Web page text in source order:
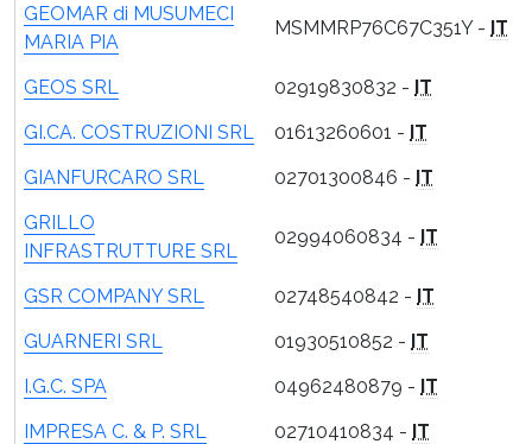
GEOMAR di MUSUMECI
MARIA PIA
MSMMRP76C67C351Y - IT
GEOS SRL 02919830832 - IT
GI.CA. COSTRUZIONI SRL
01613260601 - IT
GIANFURCARO SRL
02701300846 - IT
GRILLO
INFRASTRUTTURE SRL
02994060834 - IT
GSR COMPANY SRL 02748540842 - IT
GUARNERI SRL
01930510852 - IT
I.G.C. SPA
04962480879 - IT
IMPRESA C. & P. SRL
02710410834 - IT